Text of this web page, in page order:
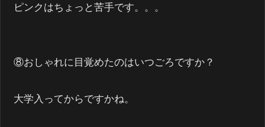
ピンクはちょっと苦手です。。。
⑧おしゃれに目覚めたのはいつごろですか？
大学入ってからですかね。